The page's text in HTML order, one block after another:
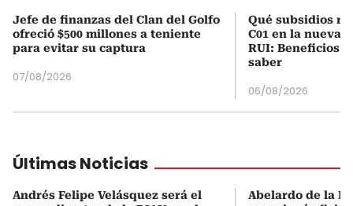
Jefe de finanzas del Clan del Golfo
ofreció $500 millones a teniente
para evitar su captura
07/08/2026
Qué subsidios
C01 en la nueva
RUI: Beneficios
saber
06/08/2026
Últimas Noticias
Andrés Felipe Velásquez será el
Abelardo de la